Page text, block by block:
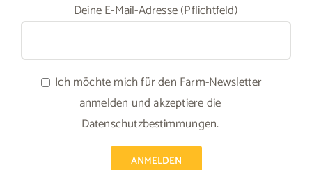
Deine E-Mail-Adresse (Pflichtfeld)
Ich möchte mich für den Farm-Newsletter
anmelden und akzeptiere die
Datenschutzbestimmungen.